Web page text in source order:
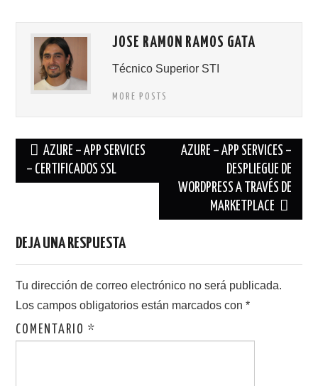
JOSE RAMON RAMOS GATA
Técnico Superior STI
MORE POSTS
Navegación
de
AZURE – APP SERVICES
– CERTIFICADOS SSL
AZURE – APP SERVICES –
DESPLIEGUE DE
WORDPRESS A TRAVÉS DE
MARKETPLACE
DEJA UNA RESPUESTA
Tu dirección de correo electrónico no será publicada.
Los campos obligatorios están marcados con*
COMENTARIO*